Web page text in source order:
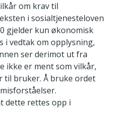
om krav til
i sosialtjenesteloven
gjelder kun økonomisk
i vedtak om opplysning,
ser derimot ut fra
ikke er ment som vilkår,
til bruker. Å bruke ordet
dette rettes opp i